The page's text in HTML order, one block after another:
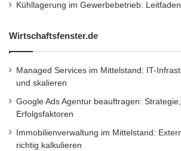
Kühllagerung im Gewerbebetrieb:
Wirtschaftsfenster.de
Managed Services im Mittelstand: IT-
und skalieren
Google Ads Agentur beauftragen:
Erfolgsfaktoren
Immobilienverwaltung im Mittelstand:
richtig kalkulieren